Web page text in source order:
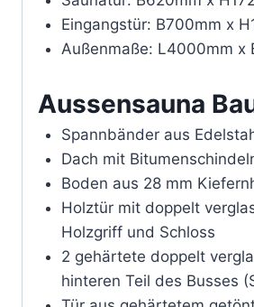
Eingangstür: B700mm x
Außenmaße: L4000mm x
Aussensauna
Spannbänder aus
Dach mit
Boden aus 28 mm
Holztür mit doppelt
Holzgriff und Schloss
2 gehärtete doppelt
hinteren Teil des Busses